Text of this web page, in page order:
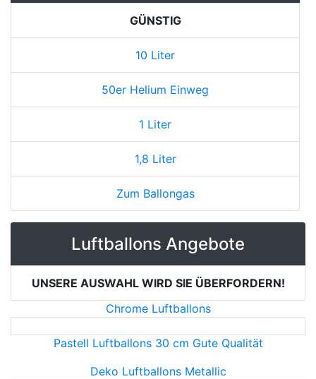
GÜNSTIG
10 Liter
50er Helium Einweg
1 Liter
1,8 Liter
Zum Ballongas
Luftballons Angebote
UNSERE AUSWAHL WIRD SIE ÜBERFORDERN!
Chrome Luftballons
Pastell Luftballons 30 cm Gute Qualität
Deko Luftballons Metallic